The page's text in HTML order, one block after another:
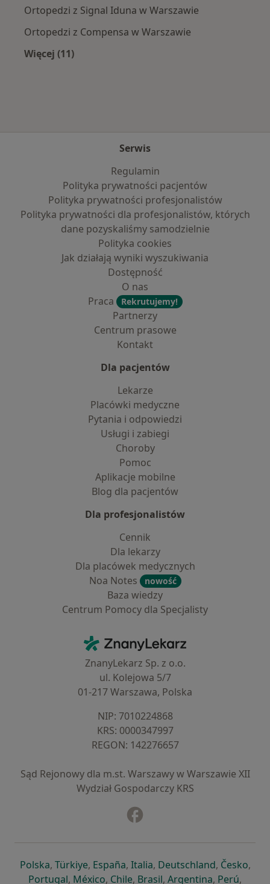
Ortopedzi z Signal Iduna w Warszawie
Ortopedzi z Compensa w Warszawie
Więcej (11)
Serwis
Regulamin
Polityka prywatności pacjentów
Polityka prywatności profesjonalistów
Polityka prywatności dla profesjonalistów, których
dane pozyskaliśmy samodzielnie
Polityka cookies
Jak działają wyniki wyszukiwania
Dostępność
O nas
Praca
Rekrutujemy!
Partnerzy
Centrum prasowe
Kontakt
Dla pacjentów
Lekarze
Placówki medyczne
Pytania i odpowiedzi
Usługi i zabiegi
Choroby
Pomoc
Aplikacje mobilne
Blog dla pacjentów
Dla profesjonalistów
Cennik
Dla lekarzy
Dla placówek medycznych
Noa Notes
nowość
Baza wiedzy
Centrum Pomocy dla Specjalisty
ZnanyLekarz - Strona główna
ZnanyLekarz Sp. z o.o.
ul. Kolejowa 5/7
01-217 Warszawa, Polska
NIP: ⁠7010224868
KRS: ⁠0000347997
REGON: ⁠142276657
Sąd Rejonowy dla m.st. Warszawy w Warszawie XII
Wydział Gospodarczy KRS
Polskaotwiera się w nowej karcie
, Türkiyeotwiera się w nowej karcie
, Españaotwiera się w nowej karcie
, Italiaotwiera się w nowej
, Deutschlandotwiera się
, Česko,
Portugalotwiera się w nowej karcie
, Méxicootwiera się w nowej karcie
, Chileotwiera się w nowej karcie
, Brasilotwiera się w nowej
, Argentinaotwiera się
, Perú,